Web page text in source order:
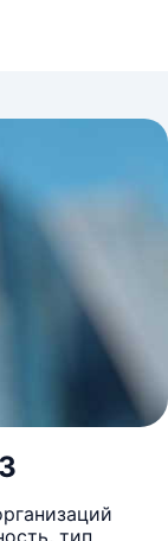
тип